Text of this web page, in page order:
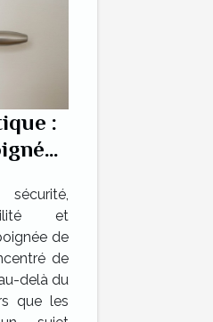
:
et
de
de
delà du
que les